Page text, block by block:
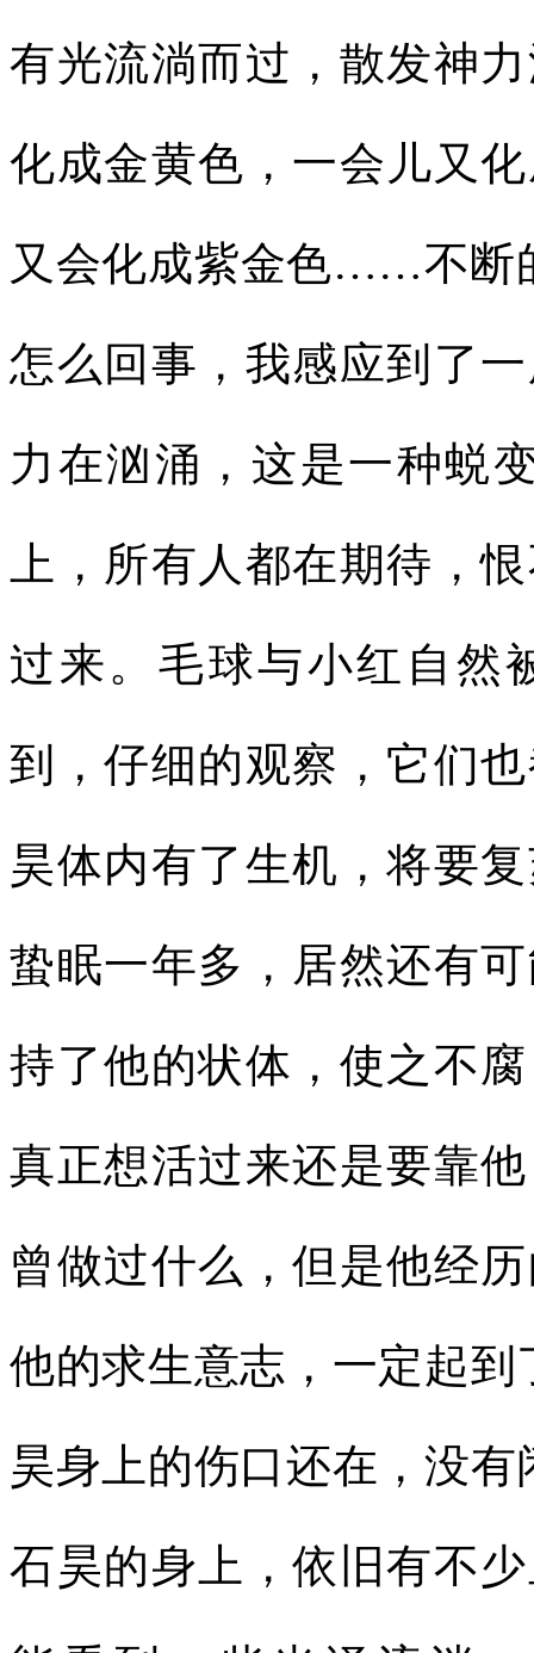
有光流淌而过，散发神
化成金黄色，一会儿又
又会化成紫金色……不断
怎么回事，我感应到了
力在汹涌，这是一种蜕
上，所有人都在期待，
过来。毛球与小红自然
到，仔细的观察，它们
昊体内有了生机，将要
蛰眠一年多，居然还有
持了他的状体，使之不
真正想活过来还是要靠
曾做过什么，但是他经
他的求生意志，一定起
昊身上的伤口还在，没
石昊的身上，依旧有不